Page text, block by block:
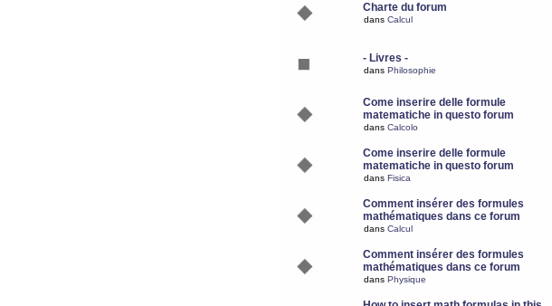
Charte du forum
dans Calcul
- Livres -
dans Philosophie
Come inserire delle formule
matematiche in questo forum
dans Calcolo
Come inserire delle formule
matematiche in questo forum
dans Fisica
Comment insérer des formules
mathématiques dans ce forum
dans Calcul
Comment insérer des formules
mathématiques dans ce forum
dans Physique